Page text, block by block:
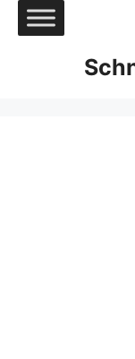
Zum
Inhalt